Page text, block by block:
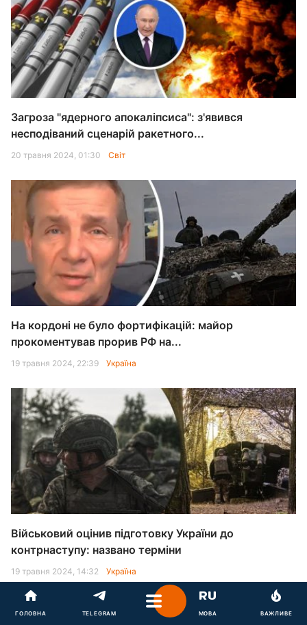
Загроза "ядерного апокаліпсиса": з'явився
несподіваний сценарій ракетного...
20 травня 2024, 01:30 Світ
На кордоні не було фортифікацій: майор
прокоментував прорив РФ на...
19 травня 2024, 22:39 Україна
Військовий оцінив підготовку України до
контрнаступу: названо терміни
19 травня 2024, 14:32 Україна
ГОЛОВНА TELEGRAM МОВА ВАЖЛИВЕ